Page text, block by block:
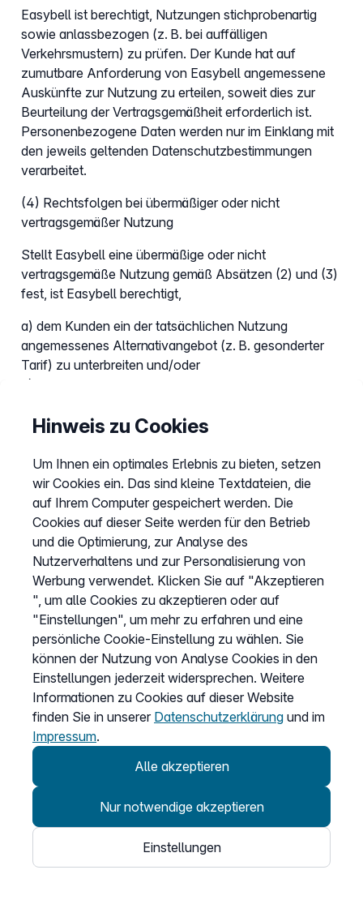
Easybell ist berechtigt, Nutzungen stichprobenartig
sowie anlassbezogen (z. B. bei auffälligen
Verkehrsmustern) zu prüfen. Der Kunde hat auf
zumutbare Anforderung von Easybell angemessene
Auskünfte zur Nutzung zu erteilen, soweit dies zur
Beurteilung der Vertragsgemäßheit erforderlich ist.
Personenbezogene Daten werden nur im Einklang mit
den jeweils geltenden Datenschutzbestimmungen
verarbeitet.
(4) Rechtsfolgen bei übermäßiger oder nicht
vertragsgemäßer Nutzung
Stellt Easybell eine übermäßige oder nicht
vertragsgemäße Nutzung gemäß Absätzen (2) und (3)
fest, ist Easybell berechtigt,
a) dem Kunden ein der tatsächlichen Nutzung
angemessenes Alternativangebot (z. B. gesonderter
Tarif) zu unterbreiten und/oder
b) die Gewährung der Flatrate Option zu verweigern
Einwendungen
5.1. Entgelte
Easybell stellt dem Kunden die erbrachten
Dienstleistungen inklusive deutscher Umsatzsteuer in
Rechnung. Gibt ein Kunde aus der Europäischen Union
(außer Deutschland) seine Umsatzsteuer-ID an, wird
die Umsatzsteuer nicht berechnet und die
Steuerschuldnerschaft geht auf den
Leistungsempfänger über.
Die Zahlungspflicht des Kunden besteht für alle
Verbindungen von seinem VOIP Anschluss, deren
Nutzung er ermöglicht, gestattet oder geduldet hat,
also auch für Verbindungen, die durch Dritte verursacht
wurden, es sei denn, der Kunde hat die Nutzung nicht
zu vertreten. Dem Kunden obliegt der Nachweis, dass
er die Nutzung nicht zu vertreten hat.
Easybell ist berechtigt, nach billigem Ermessen und im
Rahmen des Zumutbaren unter Wahrung des
Hinweis zu Cookies
Um Ihnen ein optimales Erlebnis zu bieten, setzen
wir Cookies ein. Das sind kleine Textdateien, die
auf Ihrem Computer gespeichert werden. Die
Cookies auf dieser Seite werden für den Betrieb
und die Optimierung, zur Analyse des
Nutzerverhaltens und zur Personalisierung von
Werbung verwendet. Klicken Sie auf "Akzeptieren
", um alle Cookies zu akzeptieren oder auf
"Einstellungen", um mehr zu erfahren und eine
persönliche Cookie-Einstellung zu wählen. Sie
können der Nutzung von Analyse Cookies in den
Einstellungen jederzeit widersprechen. Weitere
Informationen zu Cookies auf dieser Website
finden Sie in unserer Datenschutzerklärung und im
Impressum.
Alle akzeptieren
Nur notwendige akzeptieren
Einstellungen